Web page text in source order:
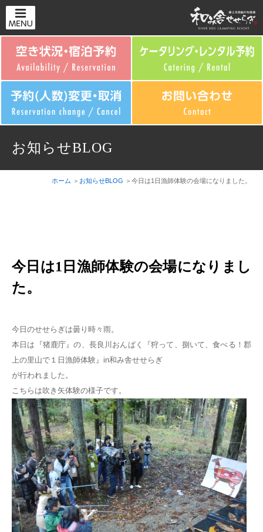
お知らせBLOG
ホーム お知らせBLOG 今日は1日漁師体験の会場になりました。
今日は1日漁師体験の会場になりまし
た。
今日のせせらぎは曇り時々雨。
本日は『猪鹿庁』の、長良川おんぱく『狩って、捌いて、食べる！郡
上の里山で１日漁師体験』in和み舎せせらぎ
が行われました。
こちらは吹き矢体験の様子です。